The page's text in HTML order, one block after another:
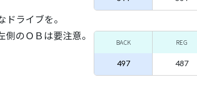
ライブを。
のＯＢは要注意。
BACK REG
497 487